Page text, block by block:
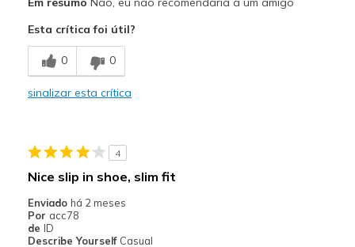
Contras
Not very good walking shoes fo long time walks
Poor Cushioning
Melhores utilizações
Width
Sizing
Feels true to size
Esta crítica foi útil?
0 0
sinalizar esta crítica
4
Nice slip in shoe, slim fit
Enviado há 2 meses
Por acc78
de ID
Describe Yourself Casual